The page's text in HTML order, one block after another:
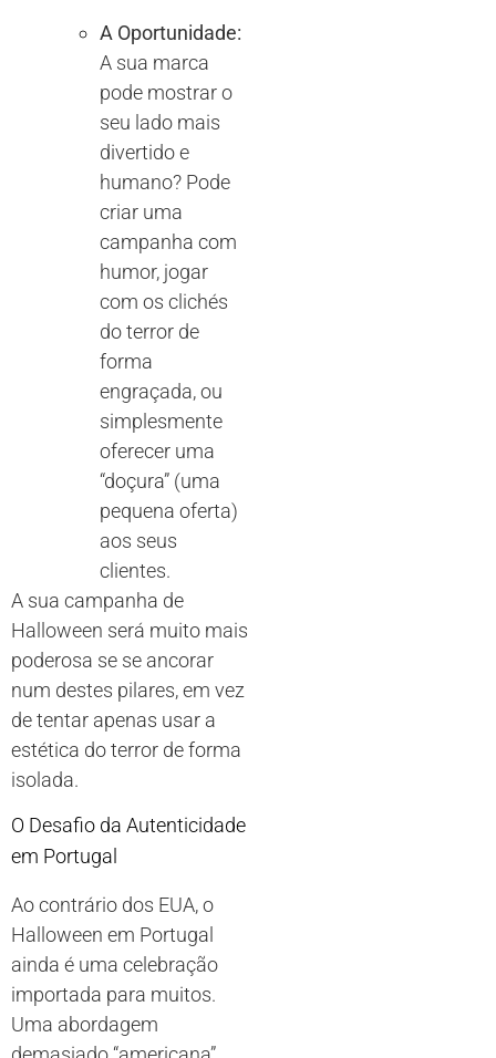
A Oportunidade:
A sua marca
pode mostrar o
seu lado mais
divertido e
humano? Pode
criar uma
campanha com
humor, jogar
com os clichés
do terror de
forma
engraçada, ou
simplesmente
oferecer uma
“doçura” (uma
pequena oferta)
aos seus
clientes.
A sua campanha de
Halloween será muito mais
poderosa se se ancorar
num destes pilares, em vez
de tentar apenas usar a
estética do terror de forma
isolada.
O Desafio da Autenticidade
em Portugal
Ao contrário dos EUA, o
Halloween em Portugal
ainda é uma celebração
importada para muitos.
Uma abordagem